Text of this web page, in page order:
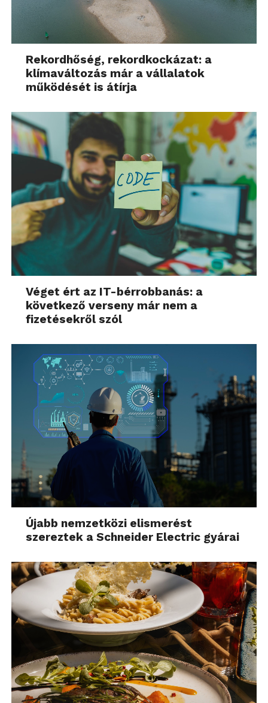
Rekordhőség, rekordkockázat: a
klímaváltozás már a vállalatok
működését is átírja
Véget ért az IT-bérrobbanás: a
következő verseny már nem a
fizetésekről szól
Újabb nemzetközi elismerést
szereztek a Schneider Electric gyárai